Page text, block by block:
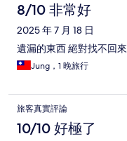
8/10 非常好
2025 年 7 月 18 日
遺漏的東西 絕對找不回來
Jung，1 晚旅行
旅客真實評論
10/10 好極了